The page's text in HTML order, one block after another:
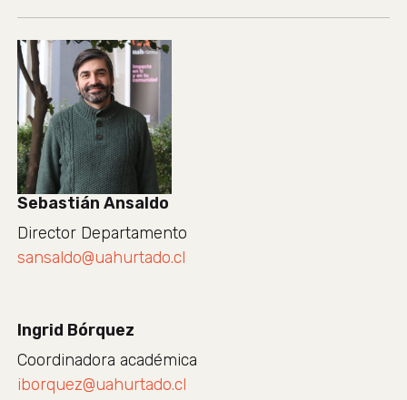
Sebastián Ansaldo
Director Departamento
sansaldo@uahurtado.cl
Ingrid Bórquez
Coordinadora académica
iborquez@uahurtado.cl